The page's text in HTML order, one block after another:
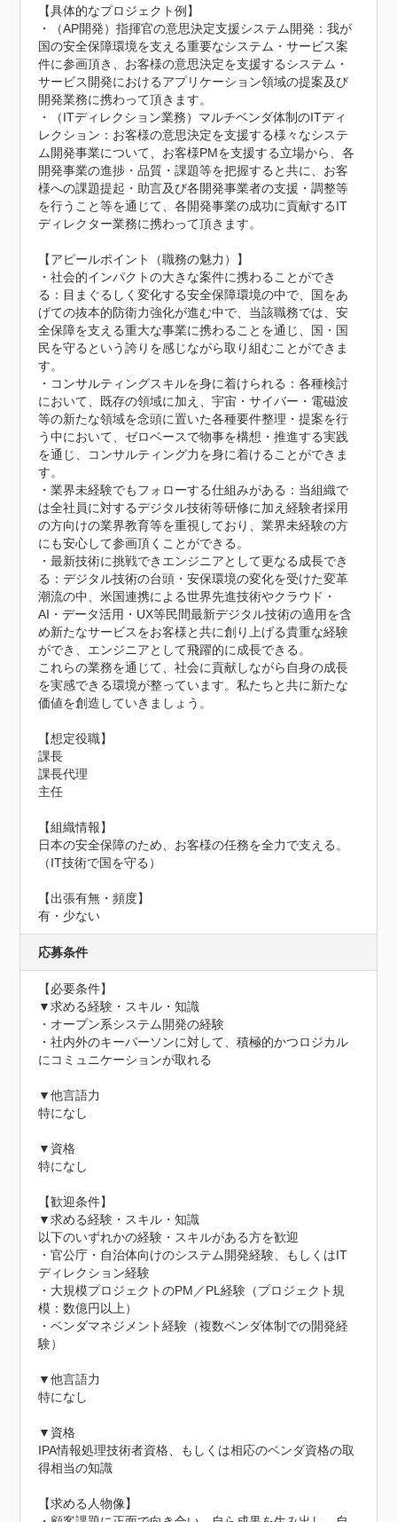
【具体的なプロジェクト例】
・（AP開発）指揮官の意思決定支援システム開発：我が
国の安全保障環境を支える重要なシステム・サービス案
件に参画頂き、お客様の意思決定を支援するシステム・
サービス開発におけるアプリケーション領域の提案及び
開発業務に携わって頂きます。
・（ITディレクション業務）マルチベンダ体制のITディ
レクション：お客様の意思決定を支援する様々なシステ
ム開発事業について、お客様PMを支援する立場から、各
開発事業の進捗・品質・課題等を把握すると共に、お客
様への課題提起・助言及び各開発事業者の支援・調整等
を行うこと等を通じて、各開発事業の成功に貢献するIT
ディレクター業務に携わって頂きます。
【アピールポイント（職務の魅力）】
・社会的インパクトの大きな案件に携わることができ
る：目まぐるしく変化する安全保障環境の中で、国をあ
げての抜本的防衛力強化が進む中で、当該職務では、安
全保障を支える重大な事業に携わることを通じ、国・国
民を守るという誇りを感じながら取り組むことができま
す。
・コンサルティングスキルを身に着けられる：各種検討
において、既存の領域に加え、宇宙・サイバー・電磁波
等の新たな領域を念頭に置いた各種要件整理・提案を行
う中において、ゼロベースで物事を構想・推進する実践
を通じ、コンサルティング力を身に着けることができま
す。
・業界未経験でもフォローする仕組みがある：当組織で
は全社員に対するデジタル技術等研修に加え経験者採用
の方向けの業界教育等を重視しており、業界未経験の方
にも安心して参画頂くことができる。
・最新技術に挑戦できエンジニアとして更なる成長でき
る：デジタル技術の台頭・安保環境の変化を受けた変革
潮流の中、米国連携による世界先進技術やクラウド・
AI・データ活用・UX等民間最新デジタル技術の適用を含
め新たなサービスをお客様と共に創り上げる貴重な経験
ができ、エンジニアとして飛躍的に成長できる。
これらの業務を通じて、社会に貢献しながら自身の成長
を実感できる環境が整っています。私たちと共に新たな
価値を創造していきましょう。
【想定役職】
課長
課長代理
主任
【組織情報】
日本の安全保障のため、お客様の任務を全力で支える。
（IT技術で国を守る）
【出張有無・頻度】
有・少ない
応募条件
【必要条件】
▼求める経験・スキル・知識
・オープン系システム開発の経験
・社内外のキーパーソンに対して、積極的かつロジカル
にコミュニケーションが取れる
▼他言語力
特になし
▼資格
特になし
【歓迎条件】
▼求める経験・スキル・知識
以下のいずれかの経験・スキルがある方を歓迎
・官公庁・自治体向けのシステム開発経験、もしくはIT
ディレクション経験
・大規模プロジェクトのPM／PL経験（プロジェクト規
模：数億円以上）
・ベンダマネジメント経験（複数ベンダ体制での開発経
験）
▼他言語力
特になし
▼資格
IPA情報処理技術者資格、もしくは相応のベンダ資格の取
得相当の知識
【求める人物像】